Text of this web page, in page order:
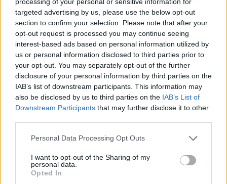
targeted advertising by us, please use the below opt-out
section to confirm your selection. Please note that after your
opt-out request is processed you may continue seeing
interest-based ads based on personal information utilized by
us or personal information disclosed to third parties prior to
your opt-out. You may separately opt-out of the further
disclosure of your personal information by third parties on the
IAB’s list of downstream participants. This information may
also be disclosed by us to third parties on the IAB’s List of
Downstream Participants that may further disclose it to other
Please note that this website/app uses one or more Google
not limited to your visit or usage behaviour. You may click to
grant or deny consent to Google and its third-party tags to
use your data for below specified purposes in below Google
Personal Data Processing Opt Outs
I want to opt-out of the Sharing of my
personal data.
Opted In